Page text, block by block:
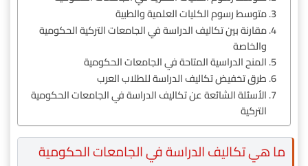
متوسط رسوم الكليات العلمية والطبية
مقارنة بين تكاليف الدراسة في الجامعات التركية الحكومية
والخاصة
المنح الدراسية المتاحة في الجامعات الحكومية
طرق تخفيض تكاليف الدراسة للطلاب العرب
الأسئلة الشائعة عن تكاليف الدراسة في الجامعات الحكومية
التركية
ما هي تكاليف الدراسة في الجامعات الحكومية